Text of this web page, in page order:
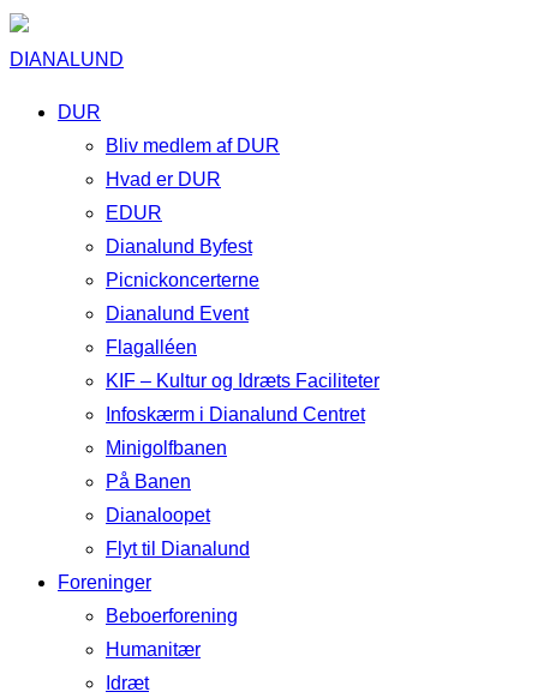
DIANALUND
DUR
Bliv medlem af DUR
Hvad er DUR
EDUR
Dianalund Byfest
Picnickoncerterne
Dianalund Event
Flagalléen
KIF – Kultur og Idræts Faciliteter
Infoskærm i Dianalund Centret
Minigolfbanen
På Banen
Dianaloopet
Flyt til Dianalund
Foreninger
Beboerforening
Humanitær
Idræt